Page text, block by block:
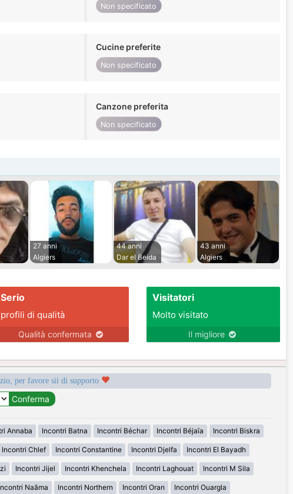
Non specificato
Cucine preferite
Non specificato
Canzone preferita
Non specificato
27 anni
Algiers
44 anni
Dar el Beida
43 anni
Algiers
Serio
profili di qualità
Qualità confermata
Visitatori
Molto visitato
Il migliore
per favore sii di supporto
Annaba Incontri Batna Incontri Béchar Incontri Béjaïa Incontri Biskra
Incontri Chlef Incontri Constantine Incontri Djelfa Incontri El Bayadh
Incontri Jijel Incontri Khenchela Incontri Laghouat Incontri M Sila
Naâma Incontri Northern Incontri Oran Incontri Ouargla